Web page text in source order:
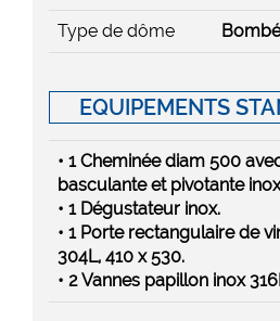
Type de dôme Bombé
EQUIPEMENTS
• 1 Cheminée diam 500
basculante et pivotante
• 1 Dégustateur inox.
• 1 Porte rectangulaire de
304L, 410 x 530.
• 2 Vannes papillon inox